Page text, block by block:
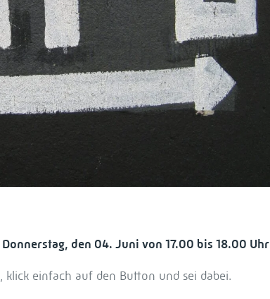
Donnerstag, den 04. Juni von 17.00 bis 18.00 Uhr
, klick einfach auf den Button und sei dabei.